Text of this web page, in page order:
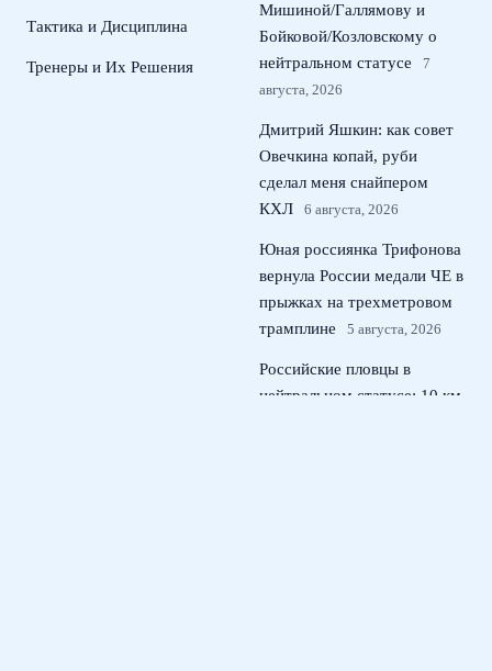
Тактика и Дисциплина
Тренеры и Их Решения
Мишиной/Галлямову и
Бойковой/Козловскому о
нейтральном статусе
7
августа, 2026
Дмитрий Яшкин: как совет
Овечкина копай, руби
сделал меня снайпером
КХЛ
6 августа, 2026
Юная россиянка Трифонова
вернула России медали ЧЕ в
прыжках на трехметровом
трамплине
5 августа, 2026
Российские пловцы в
нейтральном статусе: 10 км